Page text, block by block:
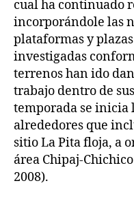
cual ha continuado
incorporándole las
plataformas y
investigadas
terrenos han ido
trabajo dentro de
temporada se inicia
alrededores que
sitio La Pita floja, a
área Chipaj-
2008).